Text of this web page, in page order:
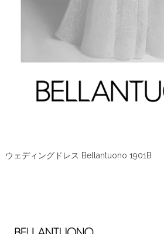
ウェディングドレス Bellantuono 1901B